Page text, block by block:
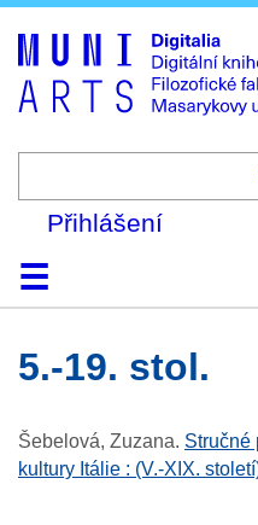
Přihlášení
DomůKolekce
Prohlížení
Vyhledávání
O platformě
5.-19. stol.
Šebelová, Zuzana. Stručné
kultury Itálie : (V.-XIX.